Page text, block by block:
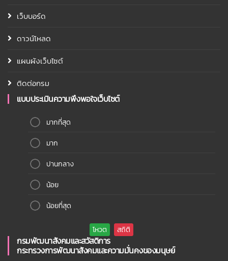
เว็บบอร์ด
ดาวน์โหลด
แผนผังเว็บไซต์
ติดต่อกรม
แบบประเมินความพึงพอใจเว็บไซต์
มากที่สุด
มาก
ปานกลาง
น้อย
น้อยที่สุด
กรมพัฒนาสังคมและสวัสดิการ
กระทรวงการพัฒนาสังคมและความมั่นคงของมนุษย์